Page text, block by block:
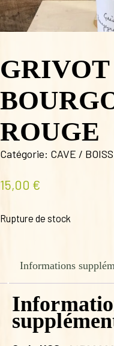
ROUGE
Catégorie: CAVE /
15,00 €
Rupture de stock
Informations